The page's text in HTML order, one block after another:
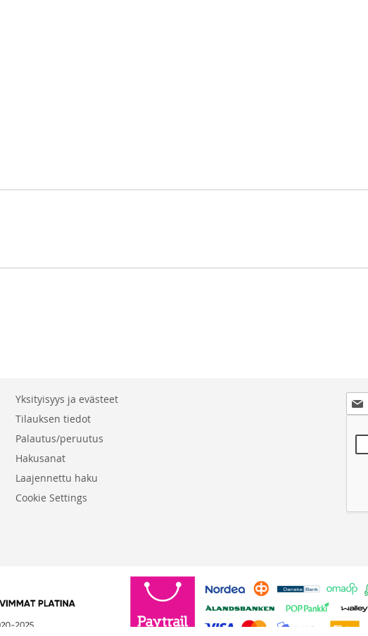
Tilaa
Yksityisyys ja evästeet
Tilauksen tiedot
Palautus/peruutus
Hakusanat
Laajennettu haku
Cookie Settings